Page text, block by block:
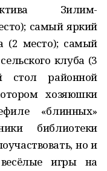
Зилим-
самый яркий
(2 место); самый
клуба (3
стол районной
хозяюшки
«блинных»
библиотеки
но и
игры на